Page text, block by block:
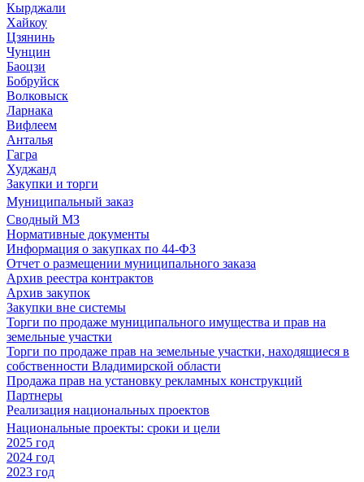
Кырджали
Хайкоу
Цзянинь
Чунцин
Баоцзи
Бобруйск
Волковыск
Ларнака
Вифлеем
Анталья
Гагра
Худжанд
Закупки и торги
Муниципальный заказ
Сводный МЗ
Нормативные документы
Информация о закупках по 44-ФЗ
Отчет о размещении муниципального заказа
Архив реестра контрактов
Архив закупок
Закупки вне системы
Торги по продаже муниципального имущества и прав на
земельные участки
Торги по продаже прав на земельные участки, находящиеся в
собственности Владимирской области
Продажа прав на установку рекламных конструкций
Партнеры
Реализация национальных проектов
Национальные проекты: сроки и цели
2025 год
2024 год
2023 год